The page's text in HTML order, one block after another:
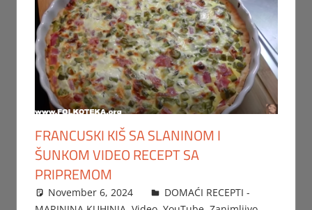
FRANCUSKI KIŠ SA SLANINOM I
ŠUNKOM VIDEO RECEPT SA
PRIPREMOM
November 6, 2024 FTorgAdmin
DOMAĆI RECEPTI -